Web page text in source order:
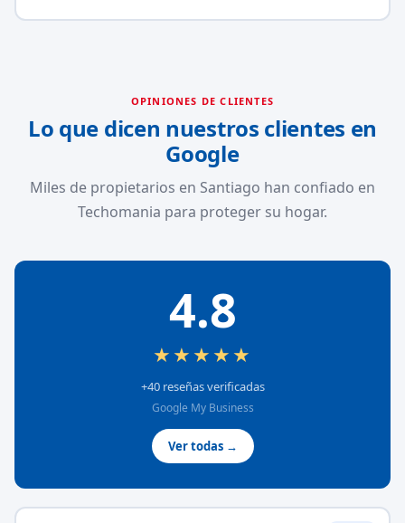
OPINIONES DE CLIENTES
Lo que dicen nuestros clientes en
Google
Miles de propietarios en Santiago han confiado en
Techomania para proteger su hogar.
4.8
★★★★★
+40 reseñas verificadas
Google My Business
Ver todas →